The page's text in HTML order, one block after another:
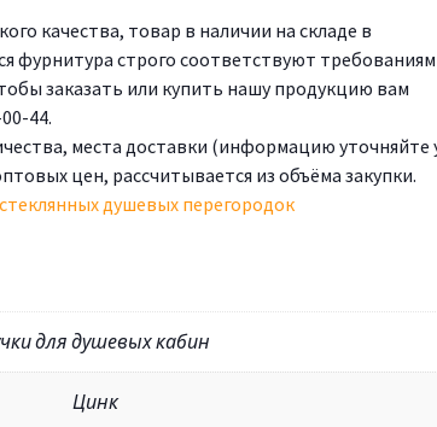
качества, товар в наличии на складе в
фурнитура строго соответствуют требованиям
заказать или купить нашу продукцию вам
44.
места доставки (информацию уточняйте
цен, рассчитывается из объёма закупки.
душевых перегородок
для душевых кабин
Цинк